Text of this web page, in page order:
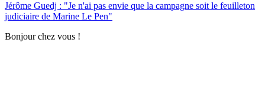
Jérôme Guedj : "Je n'ai pas envie que la campagne soit le feuilleton
judiciaire de Marine Le Pen"
Bonjour chez vous !